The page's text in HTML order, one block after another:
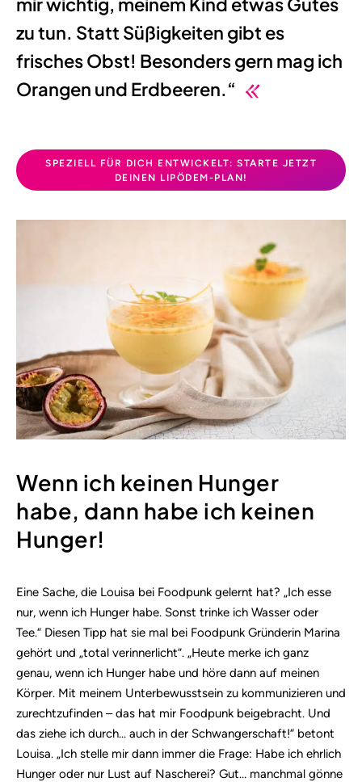
zu tun. Statt Süßigkeiten gibt es
frisches Obst! Besonders gern mag ich
Orangen und Erdbeeren.“
SPEZIELL FÜR DICH ENTWICKELT: STARTE JETZT
DEINEN LIPÖDEM-PLAN!
Wenn ich keinen Hunger
habe, dann habe ich keinen
Hunger!
Eine Sache, die Louisa bei Foodpunk gelernt hat? „Ich esse
nur, wenn ich Hunger habe. Sonst trinke ich Wasser oder
Tee.“ Diesen Tipp hat sie mal bei Foodpunk Gründerin Marina
gehört und „total verinnerlicht“. „Heute merke ich ganz
genau, wenn ich Hunger habe und höre dann auf meinen
Körper. Mit meinem Unterbewusstsein zu kommunizieren und
zurechtzufinden – das hat mir Foodpunk beigebracht. Und
das ziehe ich durch… auch in der Schwangerschaft!“ betont
Louisa. „Ich stelle mir dann immer die Frage: Habe ich ehrlich
Hunger oder nur Lust auf Nascherei? Gut… manchmal gönne